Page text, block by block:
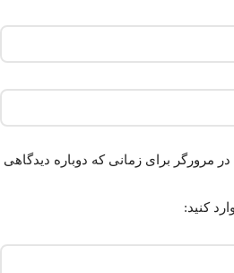
مرورگر برای زمانی که دوباره دیدگاهی
کنید: